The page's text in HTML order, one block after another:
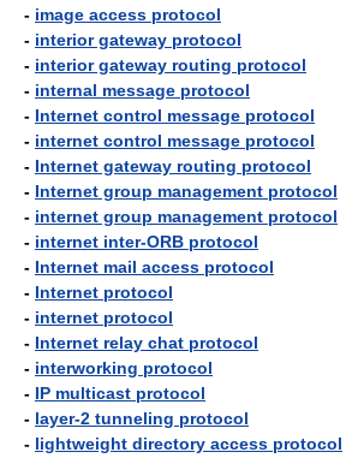
- image access protocol
- interior gateway protocol
- interior gateway routing protocol
- internal message protocol
- Internet control message protocol
- internet control message protocol
- Internet gateway routing protocol
- Internet group management protocol
- internet group management protocol
- internet inter-ORB protocol
- Internet mail access protocol
- Internet protocol
- internet protocol
- Internet relay chat protocol
- interworking protocol
- IP multicast protocol
- layer-2 tunneling protocol
- lightweight directory access protocol